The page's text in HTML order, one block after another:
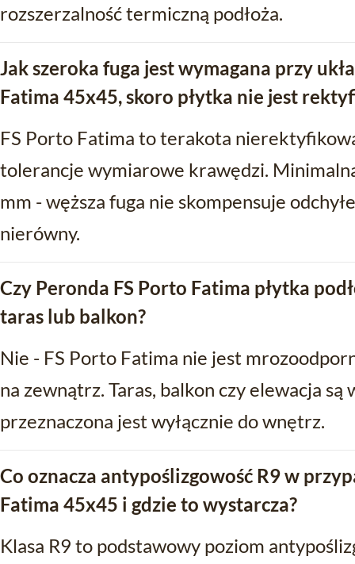
rozszerzalność termiczną podłoża.
Jak szeroka fuga jest wymagana przy
Fatima 45x45, skoro płytka nie jest
FS Porto Fatima to terakota
tolerancje wymiarowe krawędzi.
mm - węższa fuga nie skompensuje
nierówny.
Czy Peronda FS Porto Fatima płytka
taras lub balkon?
Nie - FS Porto Fatima nie jest
na zewnątrz. Taras, balkon czy elewacja są
przeznaczona jest wyłącznie do wnętrz.
Co oznacza antypoślizgowość R9 w
Fatima 45x45 i gdzie to wystarcza?
Klasa R9 to podstawowy poziom